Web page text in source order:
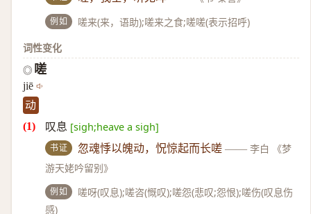
例如
嗟来(来，语助);嗟来之食;嗟嗟(表示招呼)
词性变化
◎ 嗟
jiē
动
叹息 [sigh;heave a sigh]
书证 忽魂悸以魄动，怳惊起而长嗟 —— 李白 《梦
游天姥吟留别》
例如
嗟呀(叹息);嗟咨(慨叹);嗟怨(悲叹;怨恨);嗟伤(叹息伤
感)